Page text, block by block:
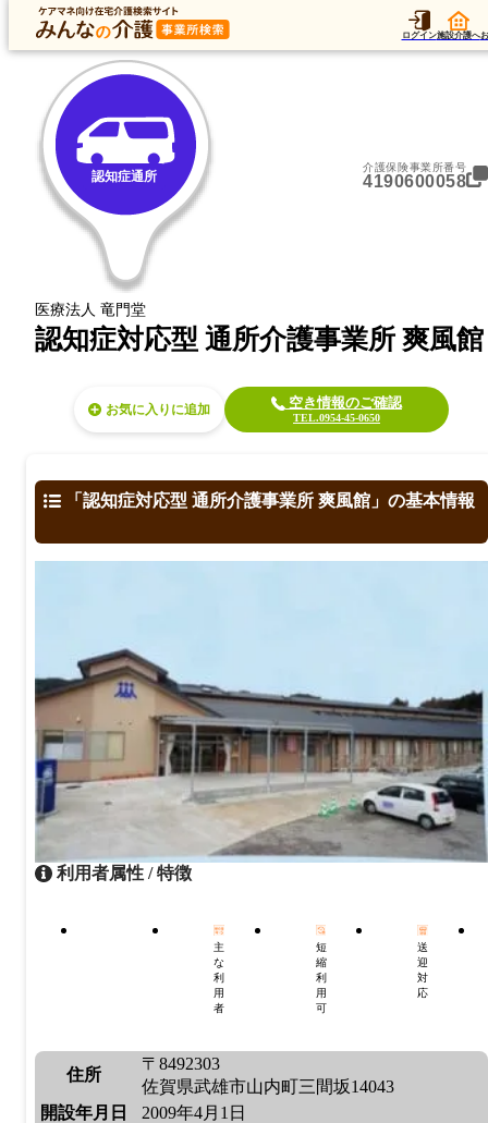
ログイン施設介護へ
トップ データ
トップ 佐賀県 武雄市 認知症通所 認知症対応型 通所介護事業所 爽風館
認知症通所
医療法人 竜門堂
介護保険事業所番号
4190600058
認知症対応型 通所介護事業所 爽風館
お気に入り 空き情報のご確認
TEL.0954-45-0650
「認知症対応型 通所介護事業所 爽風館」の基本情報
利用者属性 / 特徴
主
な
利
用
者
短
縮
利
用
可
送
迎
対
応
住所
〒8492303
佐賀県武雄市山内町三間坂14043
開設年月日
2009年4月1日